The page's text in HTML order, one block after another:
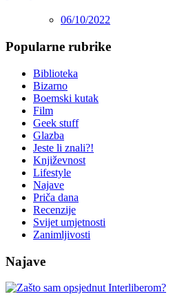
06/10/2022
Popularne rubrike
Biblioteka
Bizarno
Boemski kutak
Film
Geek stuff
Glazba
Jeste li znali?!
Književnost
Lifestyle
Najave
Priča dana
Recenzije
Svijet umjetnosti
Zanimljivosti
Najave